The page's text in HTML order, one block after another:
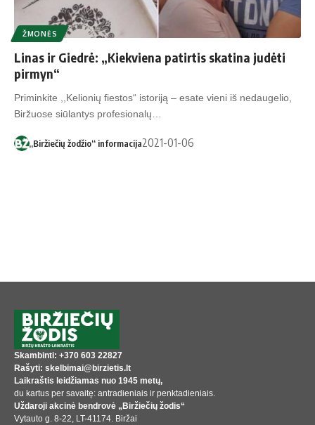
ŽMONĖS
Linas ir Giedrė: „Kiekviena patirtis skatina judėti
pirmyn“
Priminkite ,,Kelionių fiestos“ istoriją – esate vieni iš nedaugelio,
Biržuose siūlantys profesionalų…
„Biržiečių žodžio“ informacija2021-01-06
Skambinti: +370 603 22827
Rašyti: skelbimai@birzietis.lt
Laikraštis leidžiamas nuo 1945 metų,
du kartus per savaitę: antradieniais ir penktadieniais.
Uždaroji akcinė bendrovė „Biržiečių žodis“
Vytauto g. 8-22, LT-41174. Biržai